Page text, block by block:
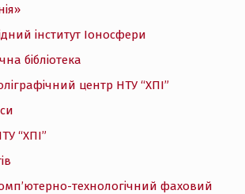
інститут Іоносфери
бібліотека
центр НТУ “ХПІ”
“ХПІ”
технологічний фаховий